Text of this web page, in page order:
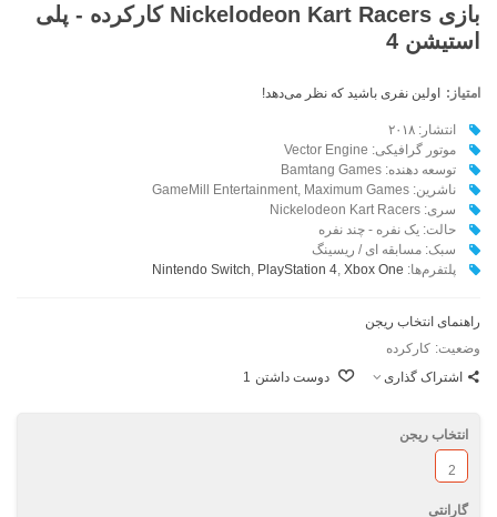
بازی Nickelodeon Kart Racers کارکرده - پلی
استیشن 4
امتیاز: اولین نفری باشید که نظر می‌دهد!
انتشار: ۲۰۱۸
موتور گرافیکی: Vector Engine
توسعه دهنده:‌ Bamtang Games
ناشرین:‌ GameMill Entertainment, Maximum Games
سری: ‌Nickelodeon Kart Racers
حالت: یک نفره - چند نفره
سبک: مسابقه ای / ریسینگ
پلتفرم‌ها:
Nintendo Switch PlayStation 4, Xbox One
راهنمای انتخاب ریجن
وضعیت: کارکرده
اشتراک گذاری
دوست داشتن 1
انتخاب ریجن
2
گارانتی